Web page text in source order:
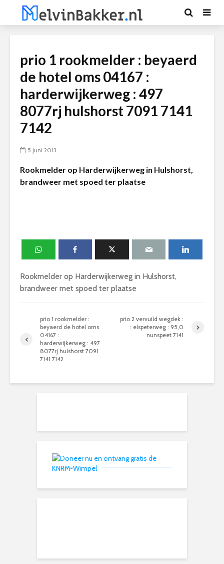
prio 1 rookmelder : beyaerd
de hotel oms 04167 :
harderwijkerweg : 497
8077rj hulshorst 7091 7141
7142
5 juni 2013
Rookmelder op Harderwijkerweg in Hulshorst,
brandweer met spoed ter plaatse
Rookmelder op Harderwijkerweg in Hulshorst,
brandweer met spoed ter plaatse
prio 1 rookmelder :
beyaerd de hotel oms
04167 :
harderwijkerweg : 497
8077rj hulshorst 7091
7141 7142
prio 2 vervuild wegdek :
: elspeterweg : 95,0
nunspeet 7141